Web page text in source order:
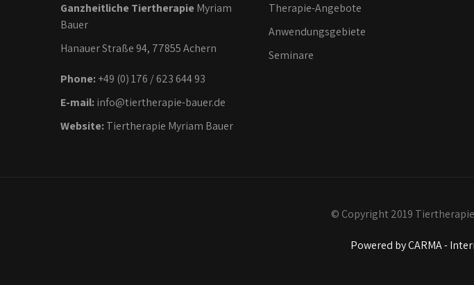
Ganzheitliche TiertherapieMyriam
Bauer
Hanauer Straße 94, 77855 Achern
Phone:+49 (0) 176 / 623 644 93
E-mail:info@tiertherapie-bauer.de
Website:Tiertherapie Myriam Bauer
Therapie-Angebote
Anwendungsgebiete
Seminare
© Copyright 2019
Powered by CARMA -